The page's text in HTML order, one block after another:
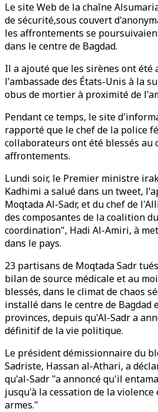
Le site Web de la chaîne
de sécurité,sous couvert
les affrontements se
dans le centre de Bagdad.
Il a ajouté que les sirènes ont
l'ambassade des États-Unis à la
obus de mortier à proximité de
Pendant ce temps, le site
rapporté que le chef de la police
collaborateurs ont été blessés au
affrontements.
Lundi soir, le Premier ministre
Kadhimi a salué dans un tweet,
Moqtada Al-Sadr, et du chef de
des composantes de la coalition
coordination", Hadi Al-Amiri, à
dans le pays.
23 partisans de Moqtada Sadr
bilan de source médicale et au
blessés, dans le climat de chaos
installé dans le centre de Bagdad
provinces, depuis qu'Al-Sadr a
définitif de la vie politique.
Le président démissionnaire du
Sadriste, Hassan al-Athari, a
qu'al-Sadr "a annoncé qu'il
jusqu'à la cessation de la violence
armes."